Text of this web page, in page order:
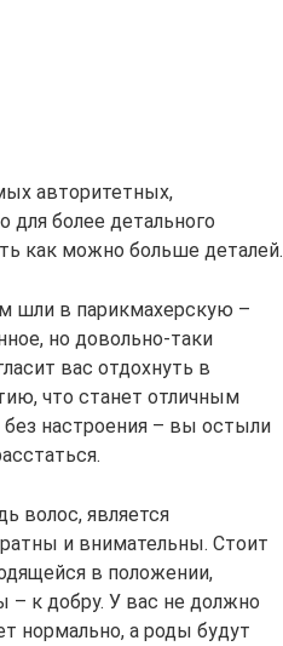
авторитетных,
более детального
как можно больше деталей.
шли в парикмахерскую –
но довольно-таки
вас отдохнуть в
что станет отличным
настроения – вы остыли
волос, является
и внимательны. Стоит
в положении,
– к добру. У вас не должно
нормально, а роды будут